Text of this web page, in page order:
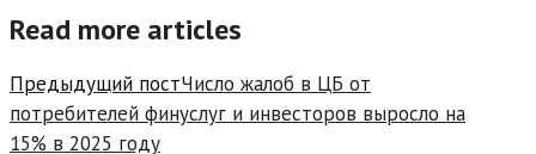
Read more articles
Предыдущий постЧисло жалоб в ЦБ от
потребителей финуслуг и инвесторов выросло на
15% в 2025 году